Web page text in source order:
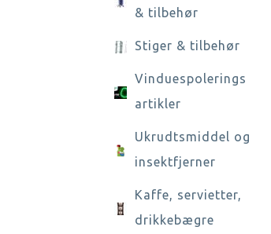
& tilbehør
Stiger & tilbehør
Vinduespolerings
artikler
Ukrudtsmiddel og
insektfjerner
Kaffe, servietter,
drikkebægre